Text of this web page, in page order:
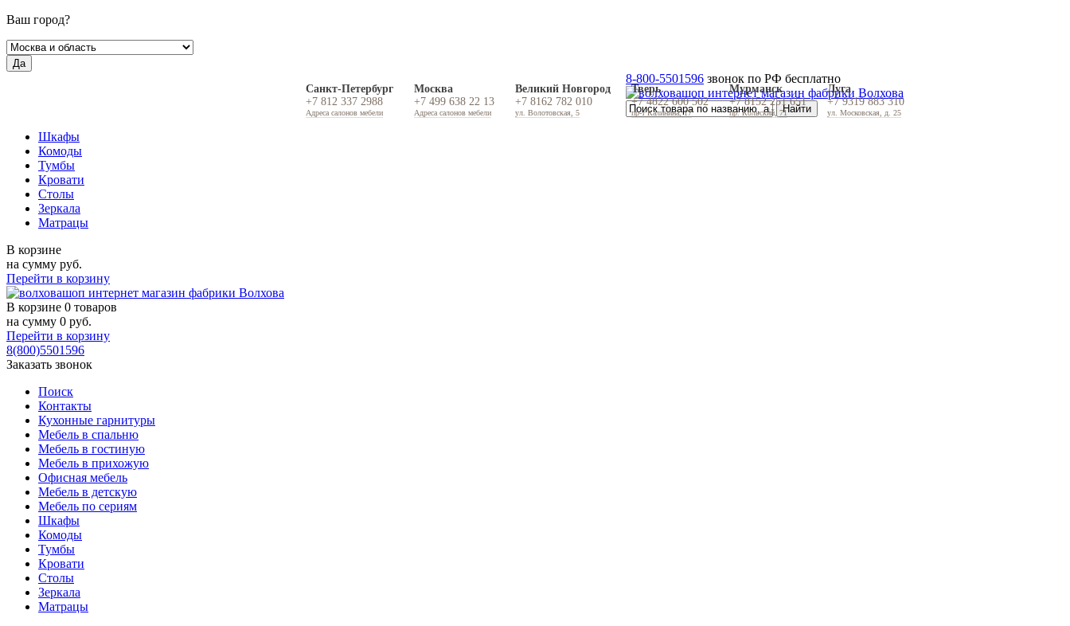
Ваш город?
Да
Санкт-Петербург
+7 812 337 2988
Адреса салонов мебели
Москва
+7 499 638 22 13
Адреса салонов мебели
Великий Новгород
+7 8162 782 010
ул. Волотовская, 5
Тверь
+7 4822 600 502
пр-т Калинина, 17
Мурманск
+7 8152 251 651
пр. Кольский, 71
Луга
+7 9319 883 310
ул. Московская, д. 25
8-800-5501596 звонок по РФ бесплатно
Шкафы
Комоды
Тумбы
Кровати
Столы
Зеркала
Матрацы
В корзине
на сумму руб.
Перейти в корзину
В корзине 0 товаров
на сумму 0 руб.
Перейти в корзину
8(800)5501596
Заказать звонок
Поиск
Контакты
Кухонные гарнитуры
Мебель в спальню
Мебель в гостиную
Мебель в прихожую
Офисная мебель
Мебель в детскую
Мебель по сериям
Шкафы
Комоды
Тумбы
Кровати
Столы
Зеркала
Матрацы